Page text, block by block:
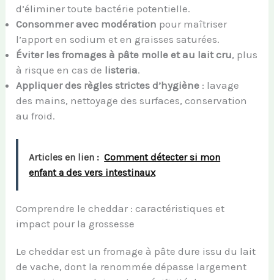
d’éliminer toute bactérie potentielle.
Consommer avec modération pour maîtriser
l’apport en sodium et en graisses saturées.
Éviter les fromages à pâte molle et au lait cru, plus
à risque en cas de listeria.
Appliquer des règles strictes d’hygiène : lavage
des mains, nettoyage des surfaces, conservation
au froid.
Articles en lien : Comment détecter si mon
enfant a des vers intestinaux
Comprendre le cheddar : caractéristiques et
impact pour la grossesse
Le cheddar est un fromage à pâte dure issu du lait
de vache, dont la renommée dépasse largement